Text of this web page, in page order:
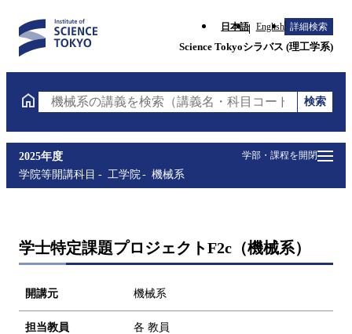
日本語 English 詳細検索
Science Tokyoシラバス (理工学系)
機械系の講義を検索（講義名・科目コード・担当教員
検索
学部・課程を開閉
2025年度
学院等開講科目
工学院 機械系
学士特定課題プロジェクトF2c（機械系）
開講元 機械系
担当教員 各 教員